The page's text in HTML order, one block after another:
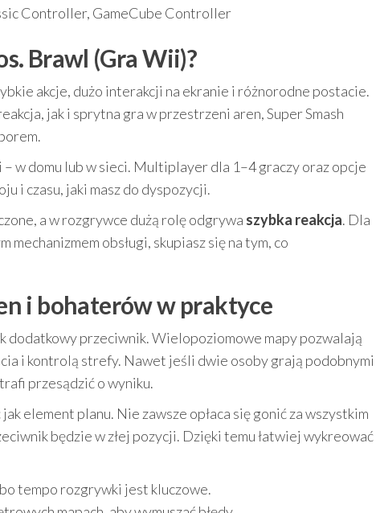
Controller, GameCube Controller
Brawl (Gra Wii)?
akcje, dużo interakcji na ekranie i różnorodne postacie.
jak i sprytna gra w przestrzeni aren, Super Smash
w domu lub w sieci. Multiplayer dla 1–4 graczy oraz opcje
i czasu, jaki masz do dyspozycji.
a w rozgrywce dużą rolę odgrywa szybka reakcja. Dla
obsługi, skupiasz się na tym, co
i bohaterów w praktyce
dodatkowy przeciwnik. Wielopoziomowe mapy pozwalają
i kontrolą strefy. Nawet jeśli dwie osoby grają podobnymi
przesądzić o wyniku.
element planu. Nie zawsze opłaca się gonić za wszystkim
będzie w złej pozycji. Dzięki temu łatwiej wykreować
tempo rozgrywki jest kluczowe.